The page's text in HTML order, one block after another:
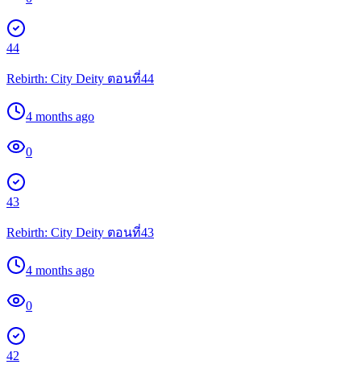
44
Rebirth: City Deity ตอนที่44
4 months ago
0
43
Rebirth: City Deity ตอนที่43
4 months ago
0
42